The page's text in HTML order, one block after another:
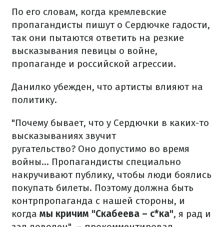
По его словам, когда кремлевские
пропагандисты пишут о Сердючке гадости,
так они пытаются ответить на резкие
высказывания певицы о войне,
пропаганде и российской агрессии.
Данилко убежден, что артисты влияют на
политику.
"Почему бывает, что у Сердючки в каких-то
высказываниях звучит
ругательство? Оно допустимо во время
войны… Пропагандисты специально
накручивают публику, чтобы люди боялись
покупать билеты. Поэтому должна быть
контрпропаганда с нашей стороны, и
когда мы кричим "Скабеева – с*ка", я рад и